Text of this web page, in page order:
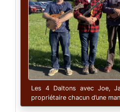
Les 4 Daltons avec Joe,
propriétaire chacun d’une